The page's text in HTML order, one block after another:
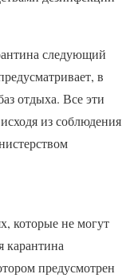
следующий
в
отдыха. Все эти
из соблюдения
которые не могут
карантина
предусмотрен